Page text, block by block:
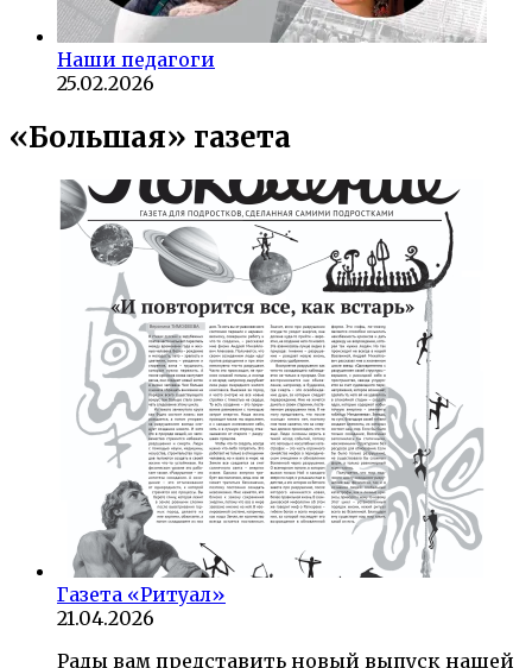
Наши педагоги
25.02.2026
«Большая» газета
Газета «Ритуал»
21.04.2026
Рады вам представить новый выпуск нашей